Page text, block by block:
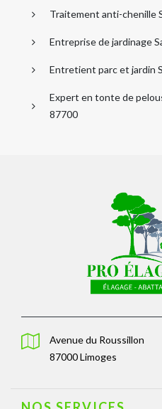
Traitement anti-chenille
Entreprise de jardinage
Entretient parc et jardin
Expert en tonte de
87700
Avenue du Roussillon
87000 Limoges